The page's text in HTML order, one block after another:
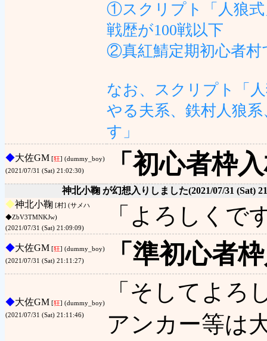
①スクリプト「人狼
戦歴が100戦以下
②真紅鯖定期初心者村
なお、スクリプト「
やる夫系、鉄村人狼
す」
◆大佐GM [狂] (dummy_boy)
(2021/07/31 (Sat) 21:02:30)
「初心者枠
神北小鞠 が幻想入りしました(2021/07/31 (Sat)
◆神北小鞠 [村] (サメハ
◆ZbV3TMNKJw)
(2021/07/31 (Sat) 21:09:09)
「よろしくで
◆大佐GM [狂] (dummy_boy)
(2021/07/31 (Sat) 21:11:27)
「準初心者
◆大佐GM [狂] (dummy_boy)
(2021/07/31 (Sat) 21:11:46)
「そしてよろ
アンカー等は